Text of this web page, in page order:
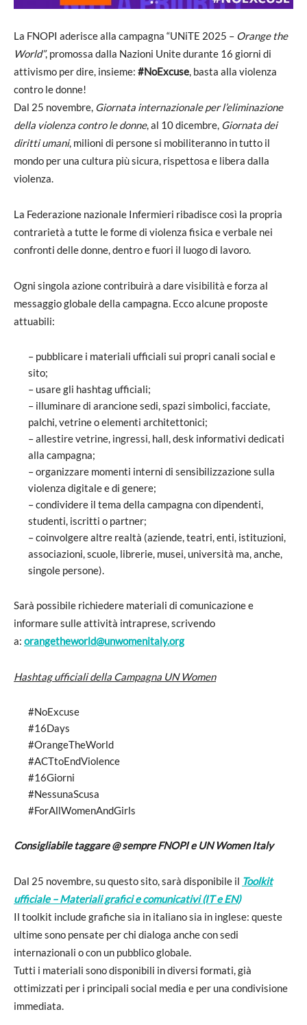
La FNOPI aderisce alla campagna “UNiTE 2025 – Orange the
World”, promossa dalla Nazioni Unite durante 16 giorni di
attivismo per dire, insieme: #NoExcuse, basta alla violenza
contro le donne!
Dal 25 novembre, Giornata internazionale per l’eliminazione
della violenza contro le donne, al 10 dicembre, Giornata dei
diritti umani, milioni di persone si mobiliteranno in tutto il
mondo per una cultura più sicura, rispettosa e libera dalla
violenza.
La Federazione nazionale Infermieri ribadisce così la propria
contrarietà a tutte le forme di violenza fisica e verbale nei
confronti delle donne, dentro e fuori il luogo di lavoro.
Ogni singola azione contribuirà a dare visibilità e forza al
messaggio globale della campagna. Ecco alcune proposte
attuabili:
– pubblicare i materiali ufficiali sui propri canali social e
sito;
– usare gli hashtag ufficiali;
– illuminare di arancione sedi, spazi simbolici, facciate,
palchi, vetrine o elementi architettonici;
– allestire vetrine, ingressi, hall, desk informativi dedicati
alla campagna;
– organizzare momenti interni di sensibilizzazione sulla
violenza digitale e di genere;
– condividere il tema della campagna con dipendenti,
studenti, iscritti o partner;
– coinvolgere altre realtà (aziende, teatri, enti, istituzioni,
associazioni, scuole, librerie, musei, università ma, anche,
singole persone).
Sarà possibile richiedere materiali di comunicazione e
informare sulle attività intraprese, scrivendo
a: orangetheworld@unwomenitaly.org
Hashtag ufficiali della Campagna UN Women
#NoExcuse
#16Days
#OrangeTheWorld
#ACTtoEndViolence
#16Giorni
#NessunaScusa
#ForAllWomenAndGirls
Consigliabile taggare @ sempre FNOPI e UN Women Italy
Dal 25 novembre, su questo sito, sarà disponibile il Toolkit
ufficiale – Materiali grafici e comunicativi (IT e EN)
Il toolkit include grafiche sia in italiano sia in inglese: queste
ultime sono pensate per chi dialoga anche con sedi
internazionali o con un pubblico globale.
Tutti i materiali sono disponibili in diversi formati, già
ottimizzati per i principali social media e per una condivisione
immediata.